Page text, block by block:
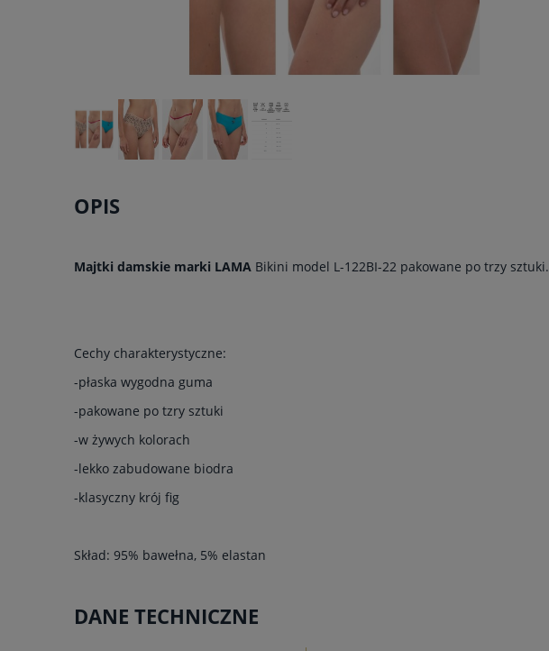
OPIS
Majtki damskie marki LAMA Bikini model L-122BI-22 pakowane po trzy sztuki.
Cechy charakterystyczne:
-płaska wygodna guma
-pakowane po tzry sztuki
-w żywych kolorach
-lekko zabudowane biodra
-klasyczny krój fig
Skład: 95% bawełna, 5% elastan
DANE TECHNICZNE